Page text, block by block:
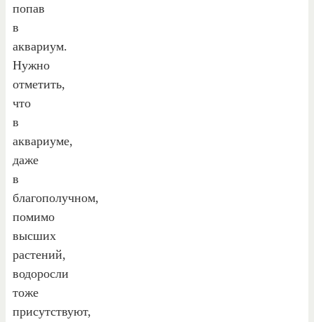
попав
в
аквариум.
Нужно
отметить,
что
в
аквариуме,
даже
в
благополучном,
помимо
высших
растений,
водоросли
тоже
присутствуют,